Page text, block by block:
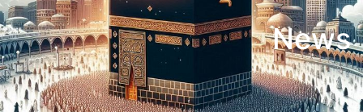
News